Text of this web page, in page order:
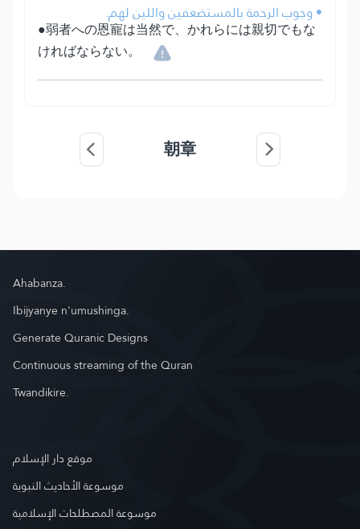
• وجوب الرحمة بالمستضعفين واللين لهم.
●弱者への恩寵は当然で、かれらには親切でもな
ければならない。
朝章
Ahabanza.
Ibijyanye n'umushinga.
Generate Quranic Designs
Continuous streaming of the Quran
Twandikire.
موقع دار الإسلام
موسوعة الأحاديث النبوية
موسوعة المصطلحات الإسلامية